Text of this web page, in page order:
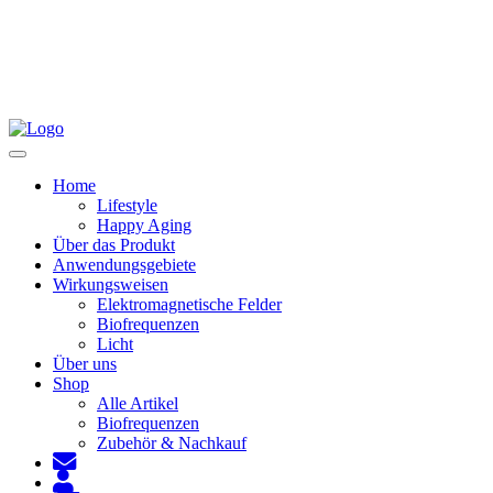
Toggle
navigationHome
Lifestyle
Happy Aging
Über das Produkt
Anwendungsgebiete
Wirkungsweisen
Elektromagnetische Felder
Biofrequenzen
Licht
Über uns
Shop
Alle Artikel
Biofrequenzen
Zubehör & Nachkauf